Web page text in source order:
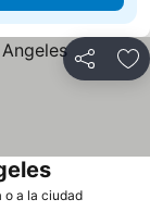
Compartir
o a la ciudadVer
Ver precios